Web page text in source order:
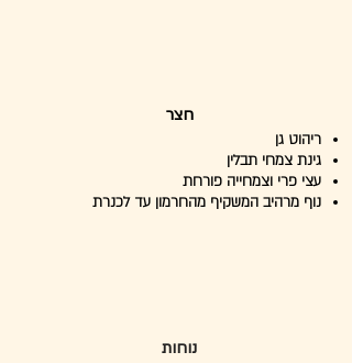
חצר
ריהוט גן
גינת צמחי תבלין
עצי פרי וצמחייה פורחת
נוף מרהיב המשקיף מהחרמון עד לכנרת
נוחות